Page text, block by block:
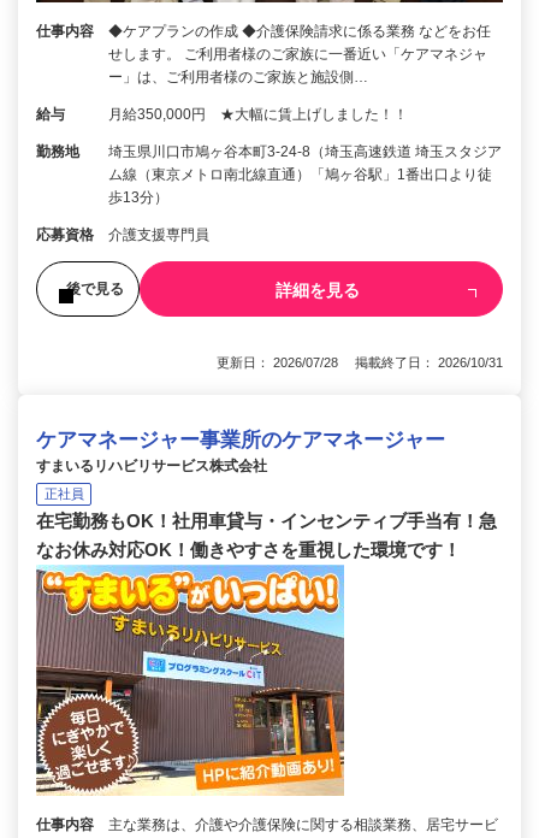
仕事内容
◆ケアプランの作成 ◆介護保険請求に係る業務 などをお任
せします。 ご利用者様のご家族に一番近い「ケアマネジャ
ー」は、ご利用者様のご家族と施設側…
給与 月給350,000円 ★大幅に賃上げしました！！
勤務地
埼玉県川口市鳩ヶ谷本町3-24-8（埼玉高速鉄道 埼玉スタジア
ム線（東京メトロ南北線直通）「鳩ヶ谷駅」1番出口より徒
歩13分）
応募資格 介護支援専門員
後で見る 詳細を見る
更新日： 2026/07/28 掲載終了日： 2026/10/31
ケアマネージャー事業所のケアマネージャー
すまいるリハビリサービス株式会社
正社員
在宅勤務もOK！社用車貸与・インセンティブ手当有！急
なお休み対応OK！働きやすさを重視した環境です！
仕事内容
主な業務は、介護や介護保険に関する相談業務、居宅サービ